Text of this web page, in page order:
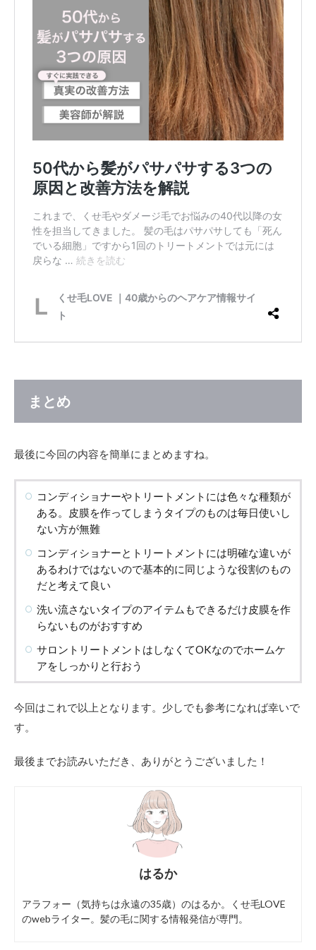
まとめ
最後に今回の内容を簡単にまとめますね。
コンディショナーやトリートメントには色々な種類が
ある。皮膜を作ってしまうタイプのものは毎日使いし
ない方が無難
コンディショナーとトリートメントには明確な違いが
あるわけではないので基本的に同じような役割のもの
だと考えて良い
洗い流さないタイプのアイテムもできるだけ皮膜を作
らないものがおすすめ
サロントリートメントはしなくてOKなのでホームケ
アをしっかりと行おう
今回はこれで以上となります。少しでも参考になれば幸いで
す。
最後までお読みいただき、ありがとうございました！
はるか
アラフォー（気持ちは永遠の35歳）のはるか。くせ毛LOVE
のwebライター。髪の毛に関する情報発信が専門。